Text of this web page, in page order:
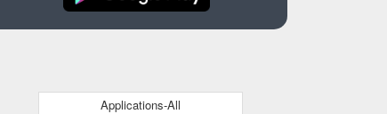
Applications-All